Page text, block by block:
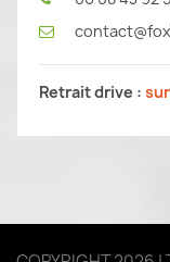
Retrait drive :